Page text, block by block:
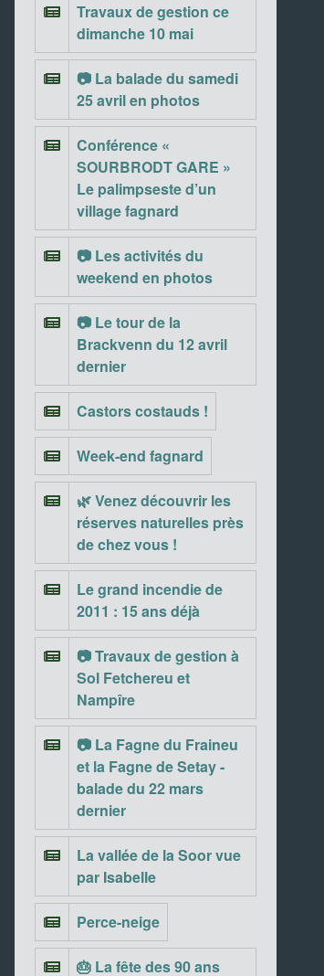
Travaux de gestion ce
dimanche 10 mai
📷 La balade du samedi
25 avril en photos
Conférence «
SOURBRODT GARE »
Le palimpseste d’un
village fagnard
📷 Les activités du
weekend en photos
📷 Le tour de la
Brackvenn du 12 avril
dernier
Castors costauds !
Week-end fagnard
🌿 Venez découvrir les
réserves naturelles près
de chez vous !
Le grand incendie de
2011 : 15 ans déjà
📷 Travaux de gestion à
Sol Fetchereu et
Nampîre
📷 La Fagne du Fraineu
et la Fagne de Setay -
balade du 22 mars
dernier
La vallée de la Soor vue
par Isabelle
Perce-neige
🎂 La fête des 90 ans